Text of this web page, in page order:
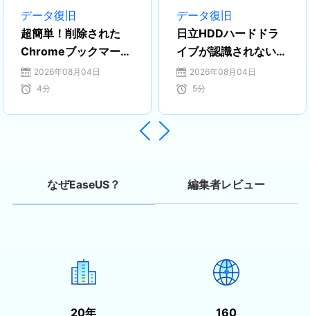
し、ディスク・パーティション管理、
データ復旧、バックアップおよびクロ
ーン技術の分野でエキスパートとして
活動しています。特に、日本語での技
術文書作成やユーザー向けサポートを
通じて、多くの方々の大切なデータを
守るお手伝いができることを誇りに思
データ復旧
超簡単！削除された
Chromeブックマー
ク・履歴を復元する方
法
2026年08月04日
4分
データ復旧
日立HDDハードドラ
イブが認識されない問
題を修正する方法
2026年08月04日
5分


なぜEaseUS？ 編集者レビュー
20年
160